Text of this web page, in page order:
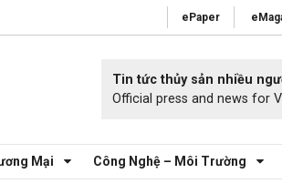
ePaper
Tin tức thủy sản nhiều
Official press and news for
Mại Công Nghệ – Môi Trường